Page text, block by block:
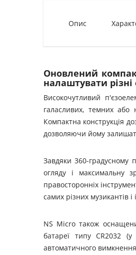
Опис
Оновлений
налаштувати різні
Високочутливий
галасливих, темних або
Компактна конструкція
дозволяючи йому
Завдяки 360-градусному
огляду і максимальну
правосторонніх
самих різних музикантів і
NS Micro також
батареї типу CR2032
автоматичного вимкнення